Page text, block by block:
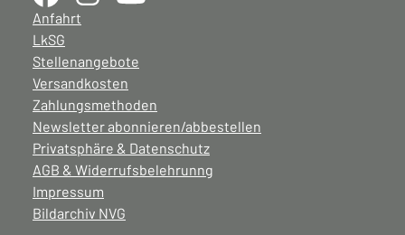
Anfahrt
LkSG
Stellenangebote
Versandkosten
Zahlungsmethoden
Newsletter abonnieren/abbestellen
Privatsphäre & Datenschutz
AGB & Widerrufsbelehrunng
Impressum
Bildarchiv NVG